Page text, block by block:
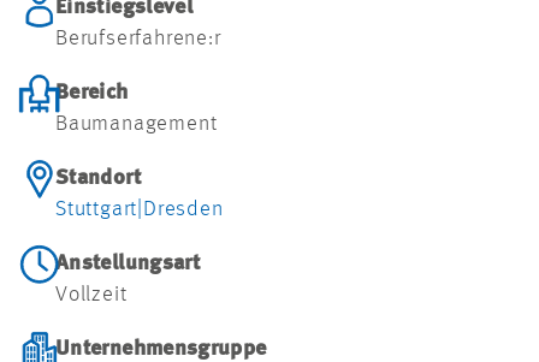
Einstiegslevel
Berufserfahrene:r
Bereich
Baumanagement
Standort
Stuttgart Dresden
Anstellungsart
Vollzeit
Unternehmensgruppe